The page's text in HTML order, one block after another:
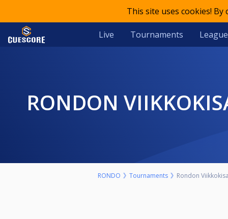
This site uses cookies!
Live Tournaments
RONDON
RONDO Tournaments Rondon